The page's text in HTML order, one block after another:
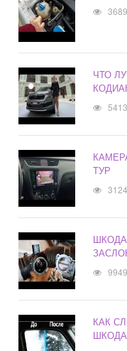
3689
ЧТО
5413
ТУР
3124
9949
КАК